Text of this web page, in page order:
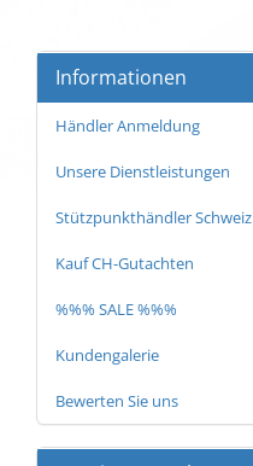
Informationen
Händler Anmeldung
Unsere Dienstleistungen
Stützpunkthändler Schweiz
Kauf CH-Gutachten
%%% SALE %%%
Kundengalerie
Bewerten Sie uns